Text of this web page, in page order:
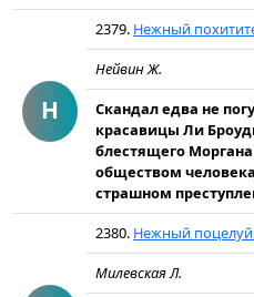
Н
2379. Нежный
Нейвин Ж.
Скандал едва не
красавицы Ли
блестящего
обществом
страшном
2380. Нежный
Милевская Л.